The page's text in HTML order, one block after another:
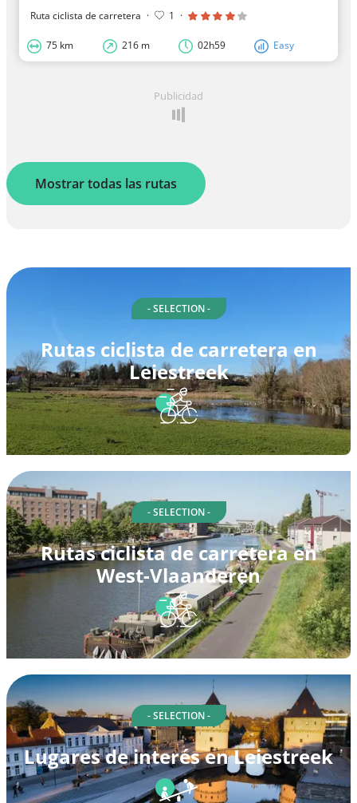
Ruta ciclista de carretera · 1 ·
75 km 216 m 02h59 Easy
Publicidad
Mostrar todas las rutas
- SELECTION -
Rutas ciclista de carretera en
Leiestreek
- SELECTION -
Rutas ciclista de carretera en
West-Vlaanderen
- SELECTION -
Lugares de interés en Leiestreek